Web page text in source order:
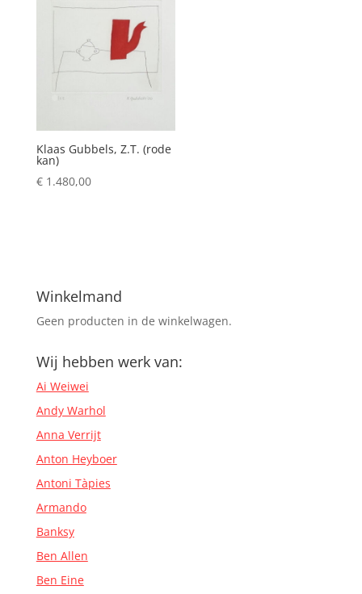
Klaas Gubbels, Z.T. (rode
kan)
€1.480,00
Winkelmand
Geen producten in de winkelwagen.
Wij hebben werk van:
Ai Weiwei
Andy Warhol
Anna Verrijt
Anton Heyboer
Antoni Tàpies
Armando
Banksy
Ben Allen
Ben Eine